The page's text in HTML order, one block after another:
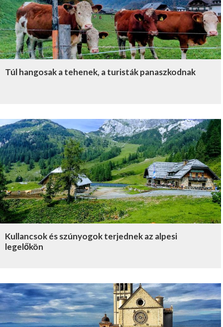
Túl hangosak a tehenek, a turisták panaszkodnak
Kullancsok és szúnyogok terjednek az alpesi
legelőkön